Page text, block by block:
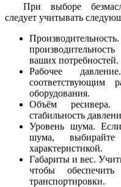
При выборе
следует учитывать
ваших потребностей.
Рабочее
соответствующим
оборудования.
Объём
стабильность
Уровень шума.
шума,
характеристикой.
Габариты и вес.
чтобы
транспортировки.